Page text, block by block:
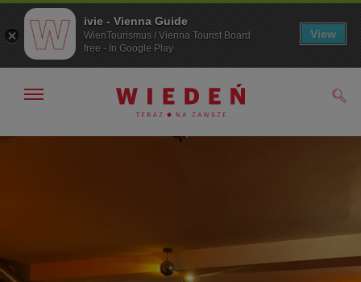
Przejdź
Przejdź
Pokaż/ukryj
ivie - Vienna Guide
WienTourismus / Vienna Tourist Board
free - In Google Play
View